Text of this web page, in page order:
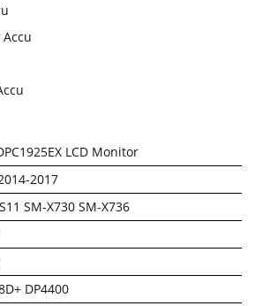
LCD Monitor
2017
SM-X730 SM-X736
DP4400